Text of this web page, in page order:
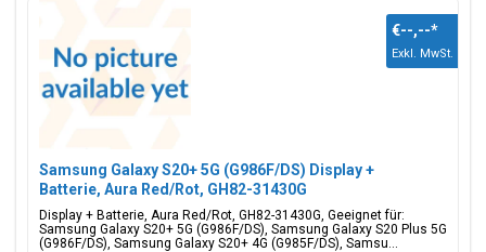
Samsung Galaxy S20+ 5G (G986F/DS) Display +
Batterie, Aura Red/Rot, GH82-31430G
Display + Batterie, Aura Red/Rot, GH82-31430G, Geeignet für:
Samsung Galaxy S20+ 5G (G986F/DS), Samsung Galaxy S20 Plus 5G
(G986F/DS), Samsung Galaxy S20+ 4G (G985F/DS), Samsu...
€--,--*
Exkl. MwSt.